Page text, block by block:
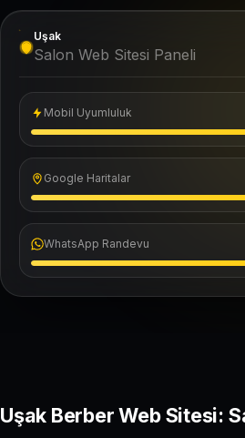
Uşak
Salon Web Sitesi Paneli
Mobil Uyumluluk
Google Haritalar
WhatsApp Randevu
Uşak Berber Web Sitesi: